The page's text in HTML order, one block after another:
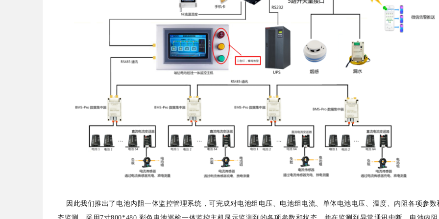
因此我们推出了电池内阻一体监控管理系统，可完成对电池组电压、电池组电流、单体电池电压、温度、内阻各项参数